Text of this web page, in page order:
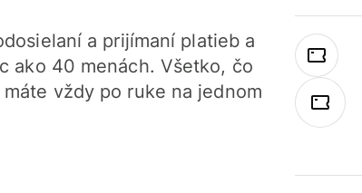
a prijímaní platieb a
ako 40 menách. Všetko, čo
vždy po ruke na jednom